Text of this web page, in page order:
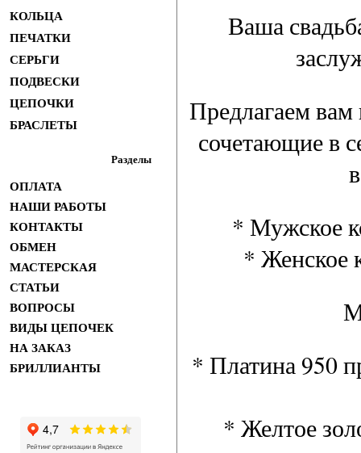
КОЛЬЦА
ПЕЧАТКИ
СЕРЬГИ
ПОДВЕСКИ
ЦЕПОЧКИ
БРАСЛЕТЫ
Разделы
ОПЛАТА
НАШИ РАБОТЫ
КОНТАКТЫ
ОБМЕН
МАСТЕРСКАЯ
СТАТЬИ
ВОПРОСЫ
ВИДЫ ЦЕПОЧЕК
НА ЗАКАЗ
БРИЛЛИАНТЫ
Ваша
Предлагаем
сочетающие в
* Мужское
* Женское
* Платина 950
* Желтое